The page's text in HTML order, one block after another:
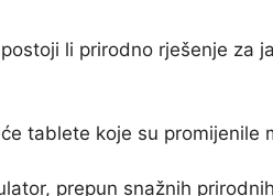
li prirodno rješenje za
tablete koje su
prepun snažnih